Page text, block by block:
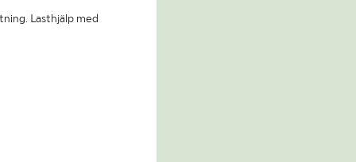
Lasthjälp med